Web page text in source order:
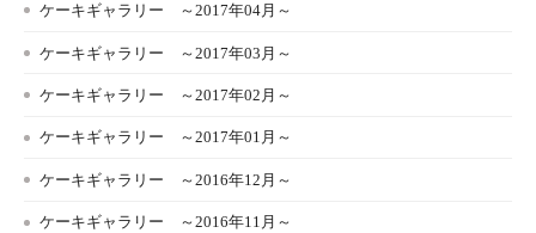
ケーキギャラリー ～2017年04月～
ケーキギャラリー ～2017年03月～
ケーキギャラリー ～2017年02月～
ケーキギャラリー ～2017年01月～
ケーキギャラリー ～2016年12月～
ケーキギャラリー ～2016年11月～